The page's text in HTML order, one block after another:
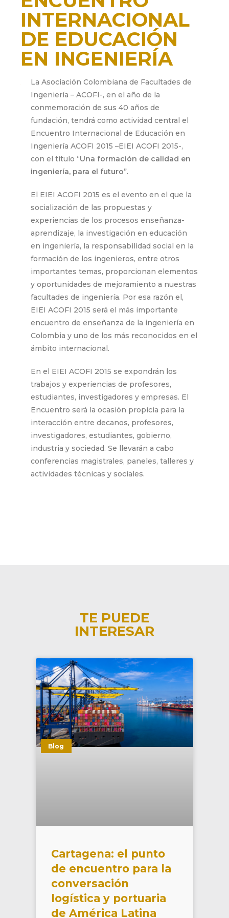
INTERNACIONAL
DE EDUCACIÓN
EN INGENIERÍA
ACOFI 2015
septiembre 16, 2015
La Asociación Colombiana de Facultades de
Ingeniería – ACOFI-, en el año de la
conmemoración de sus 40 años de
fundación, tendrá como actividad central el
Encuentro Internacional de Educación en
Ingeniería ACOFI 2015 –EIEI ACOFI 2015-,
con el título “Una formación de calidad en
ingeniería, para el futuro”.
El EIEI ACOFI 2015 es el evento en el que la
socialización de las propuestas y
experiencias de los procesos enseñanza-
aprendizaje, la investigación en educación
en ingeniería, la responsabilidad social en la
formación de los ingenieros, entre otros
importantes temas, proporcionan elementos
y oportunidades de mejoramiento a nuestras
facultades de ingeniería. Por esa razón el,
EIEI ACOFI 2015 será el más importante
encuentro de enseñanza de la ingeniería en
Colombia y uno de los más reconocidos en el
ámbito internacional.
En el EIEI ACOFI 2015 se expondrán los
trabajos y experiencias de profesores,
estudiantes, investigadores y empresas. El
Encuentro será la ocasión propicia para la
interacción entre decanos, profesores,
investigadores, estudiantes, gobierno,
industria y sociedad. Se llevarán a cabo
conferencias magistrales, paneles, talleres y
actividades técnicas y sociales.
TE PUEDE
INTERESAR
Blog
Cartagena: el punto
de encuentro para la
conversación
logística y portuaria
de América Latina